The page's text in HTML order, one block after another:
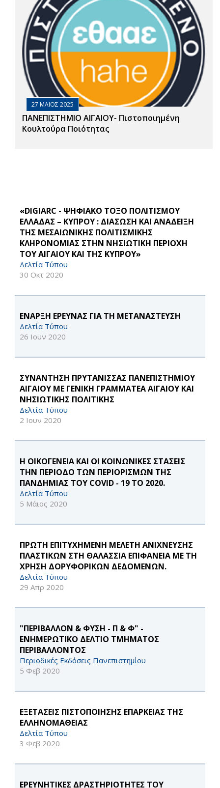
27 ΜΑΙΟΣ 2025
ΠΑΝΕΠΙΣΤΗΜΙΟ ΑΙΓΑΙΟΥ- Πιστοποιημένη
Κουλτούρα Ποιότητας
«DIGIARC - ΨΗΦΙΑΚΟ ΤΟΞΟ ΠΟΛΙΤΙΣΜΟΥ
ΕΛΛΑΔΑΣ – ΚΥΠΡΟΥ : ΔΙΑΣΩΣΗ ΚΑΙ ΑΝΑΔΕΙΞΗ
ΤΗΣ ΜΕΣΑΙΩΝΙΚΗΣ ΠΟΛΙΤΙΣΜΙΚΗΣ
ΚΛΗΡΟΝΟΜΙΑΣ ΣΤΗΝ ΝΗΣΙΩΤΙΚΗ ΠΕΡΙΟΧΗ
ΤΟΥ ΑΙΓΑΙΟΥ ΚΑΙ ΤΗΣ ΚΥΠΡΟΥ»
Δελτία Τύπου
30 Οκτ 2020
ΕΝΑΡΞΗ ΕΡΕΥΝΑΣ ΓΙΑ ΤΗ ΜΕΤΑΝΑΣΤΕΥΣΗ
Δελτία Τύπου
26 Ιουν 2020
ΣΥΝΑΝΤΗΣΗ ΠΡΥΤΑΝΙΣΣΑΣ ΠΑΝΕΠΙΣΤΗΜΙΟΥ
ΑΙΓΑΙΟΥ ΜΕ ΓΕΝΙΚΗ ΓΡΑΜΜΑΤΕΑ ΑΙΓΑΙΟΥ ΚΑΙ
ΝΗΣΙΩΤΙΚΗΣ ΠΟΛΙΤΙΚΗΣ
Δελτία Τύπου
2 Ιουν 2020
Η ΟΙΚΟΓΕΝΕΙΑ ΚΑΙ ΟΙ ΚΟΙΝΩΝΙΚΕΣ ΣΤΑΣΕΙΣ
ΤΗΝ ΠΕΡΙΟΔΟ ΤΩΝ ΠΕΡΙΟΡΙΣΜΩΝ ΤΗΣ
ΠΑΝΔΗΜΙΑΣ ΤΟΥ COVID - 19 ΤΟ 2020.
Δελτία Τύπου
5 Μάιος 2020
ΠΡΩΤΗ ΕΠΙΤΥΧΗΜΕΝΗ ΜΕΛΕΤΗ ΑΝΙΧΝΕΥΣΗΣ
ΠΛΑΣΤΙΚΩΝ ΣΤΗ ΘΑΛΑΣΣΙΑ ΕΠΙΦΑΝΕΙΑ ΜΕ ΤΗ
ΧΡΗΣΗ ΔΟΡΥΦΟΡΙΚΩΝ ΔΕΔΟΜΕΝΩΝ.
Δελτία Τύπου
29 Απρ 2020
"ΠΕΡΙΒΑΛΛΟΝ & ΦΥΣΗ - Π & Φ" -
ΕΝΗΜΕΡΩΤΙΚΟ ΔΕΛΤΙΟ ΤΜΗΜΑΤΟΣ
ΠΕΡΙΒΑΛΛΟΝΤΟΣ
Περιοδικές Εκδόσεις Πανεπιστημίου
5 Φεβ 2020
ΕΞΕΤΑΣΕΙΣ ΠΙΣΤΟΠΟΙΗΣΗΣ ΕΠΑΡΚΕΙΑΣ ΤΗΣ
ΕΛΛΗΝΟΜΑΘΕΙΑΣ
Δελτία Τύπου
3 Φεβ 2020
ΕΡΕΥΝΗΤΙΚΕΣ ΔΡΑΣΤΗΡΙΟΤΗΤΕΣ ΤΟΥ